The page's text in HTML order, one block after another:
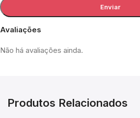
Avaliações
Não há avaliações ainda.
Produtos Relacionados